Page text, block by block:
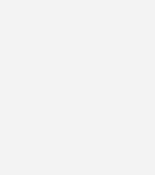
Sonneberg
gefragt. Doch unter
ihr Atelier mit Café im kleinen
Schneidemühle immer noch als
soll ein Teil ihrer Kunst den
eine Ausstellung